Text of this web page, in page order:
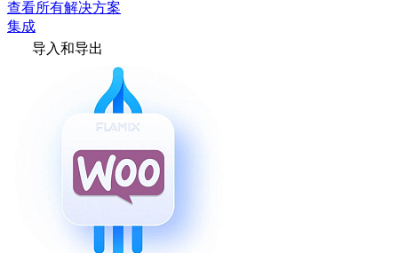
查看所有解决方案
集成
导入和导出